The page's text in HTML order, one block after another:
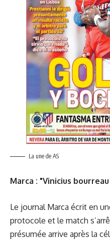
La une de AS
Marca : "Vinicius
Le journal Marca écrit en
protocole et le match
présumée arrive après la